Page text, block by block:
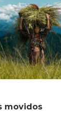
movidos